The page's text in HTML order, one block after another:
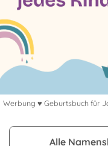
Werbung ♥ Geburtsbuch für
Alle